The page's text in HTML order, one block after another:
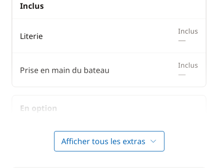
Inclus
Literie Inclus
—
Prise en main du bateau Inclus
—
En option
Animaux de compagnie
Afficher tous les extras